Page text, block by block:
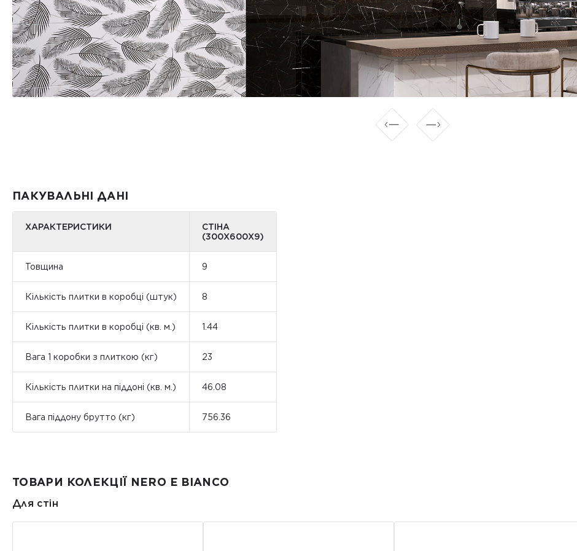
ПАКУВАЛЬНІ ДАНІ
ХАРАКТЕРИСТИКИ
СТІНА
(300Х600Х9)
Товщина 9
Кількість плитки в коробці (штук) 8
Кількість плитки в коробці (кв. м.) 1.44
Вага 1 коробки з плиткою (кг) 23
Кількість плитки на піддоні (кв. м.) 46.08
Вага піддону брутто (кг) 756.36
ТОВАРИ КОЛЕКЦІЇ NERO E BIANCO
Для стін